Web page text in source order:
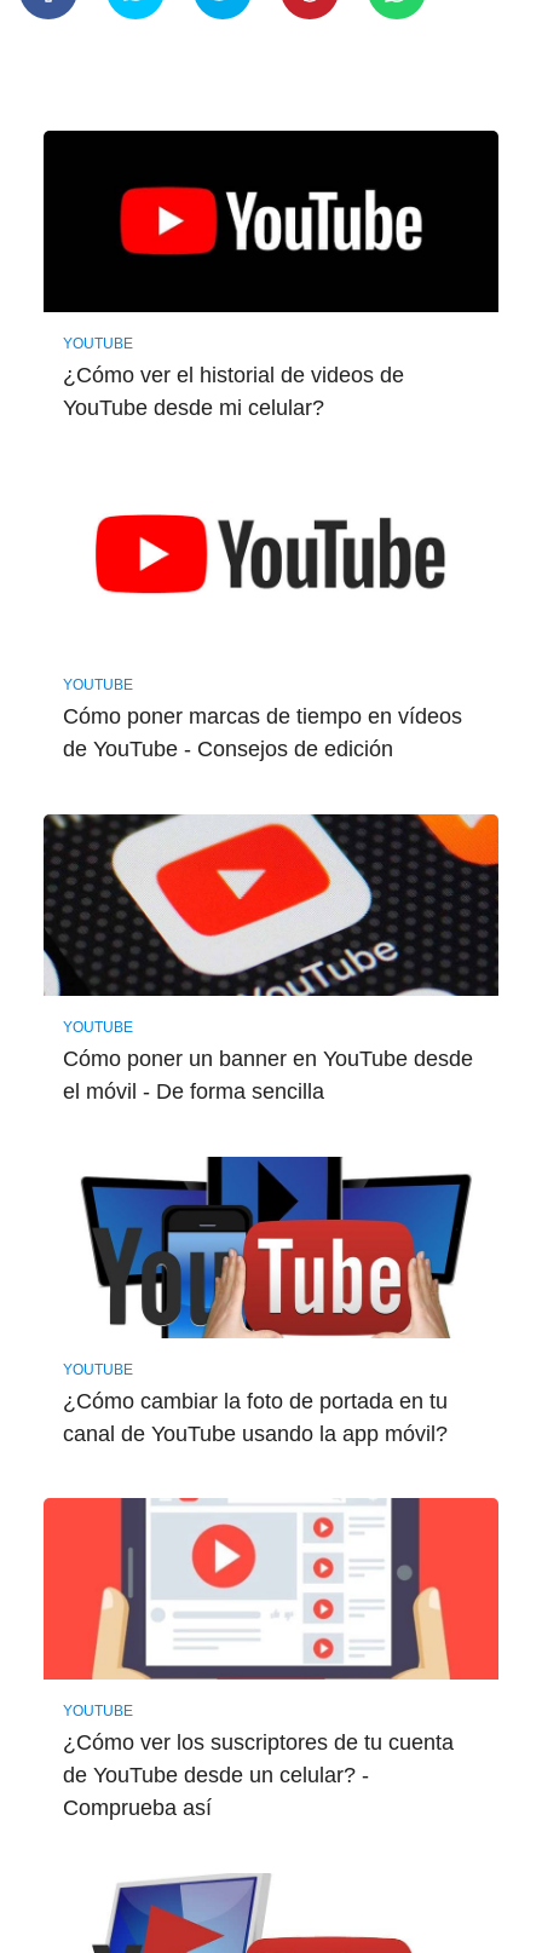
YOUTUBE
¿Cómo ver el historial de videos de
YouTube desde mi celular?
YOUTUBE
Cómo poner marcas de tiempo en vídeos
de YouTube - Consejos de edición
YOUTUBE
Cómo poner un banner en YouTube desde
el móvil - De forma sencilla
YOUTUBE
¿Cómo cambiar la foto de portada en tu
canal de YouTube usando la app móvil?
YOUTUBE
¿Cómo ver los suscriptores de tu cuenta
de YouTube desde un celular? -
Comprueba así